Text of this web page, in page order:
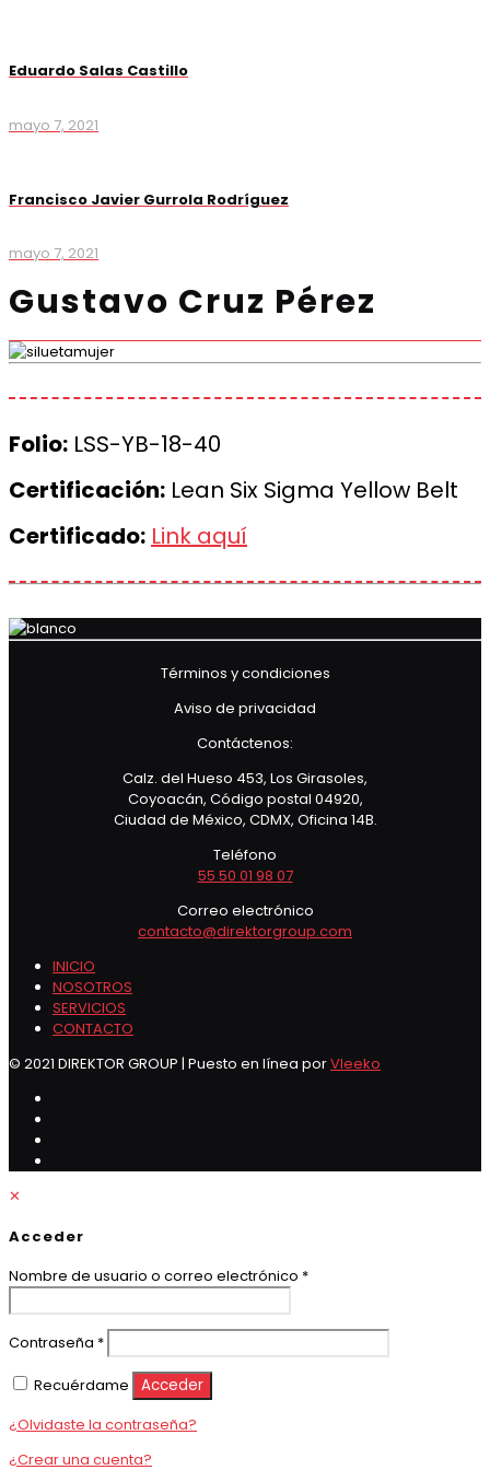
Eduardo Salas Castillo
mayo 7, 2021
Francisco Javier Gurrola Rodríguez
mayo 7, 2021
Gustavo Cruz Pérez
Folio: LSS-YB-18-40
Certificación: Lean Six Sigma Yellow Belt
Certificado: Link aquí
Términos y condiciones
Aviso de privacidad
Contáctenos:
Calz. del Hueso 453, Los Girasoles,
Coyoacán, Código postal 04920,
Ciudad de México, CDMX, Oficina 14B.
Teléfono
55 50 01 98 07
Correo electrónico
contacto@direktorgroup.com
INICIO
NOSOTROS
SERVICIOS
CONTACTO
© 2021 DIREKTOR GROUP | Puesto en línea porVleeko
✕
Acceder
Nombre de usuario o correo electrónico *Obligatorio
Contraseña *Obligatorio
Recuérdame
Acceder
¿Olvidaste la contraseña?
¿Crear una cuenta?